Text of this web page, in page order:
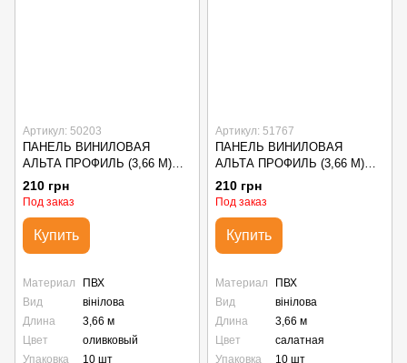
Артикул: 50203
ПАНЕЛЬ ВИНИЛОВАЯ
АЛЬТА ПРОФИЛЬ (3,66 М)
ОЛИВКОВАЯ
210 грн
Под заказ
Купить
Материал
ПВХ
Вид
вінілова
Длина
3,66 м
Цвет
оливковый
Упаковка
10 шт
Артикул: 51767
ПАНЕЛЬ ВИНИЛОВАЯ
АЛЬТА ПРОФИЛЬ (3,66 М)
САЛАТНАЯ
210 грн
Под заказ
Купить
Материал
ПВХ
Вид
вінілова
Длина
3,66 м
Цвет
салатная
Упаковка
10 шт